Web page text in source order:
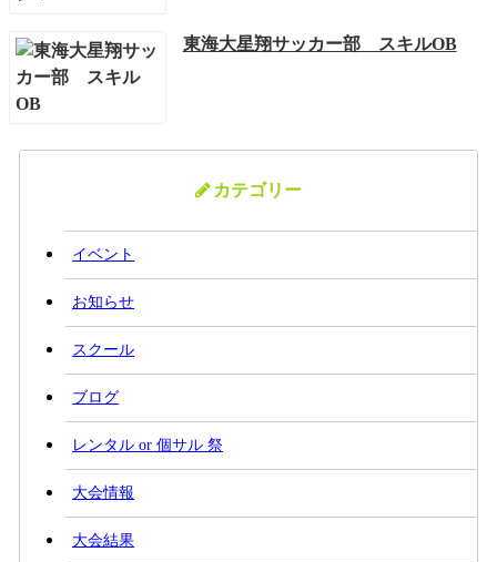
東海大星翔サッカー部 スキルOB
カテゴリー
イベント
お知らせ
スクール
ブログ
レンタル or 個サル 祭
大会情報
大会結果